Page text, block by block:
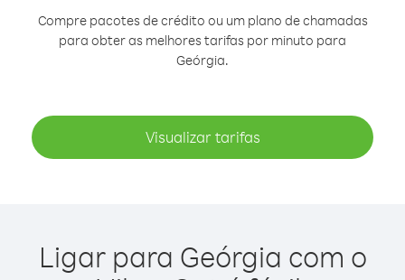
Compre pacotes de crédito ou um plano de chamadas
para obter as melhores tarifas por minuto para
Geórgia.
Visualizar tarifas
Ligar para Geórgia com o